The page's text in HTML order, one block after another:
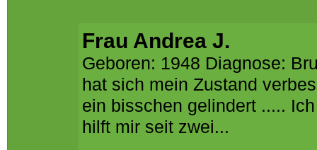
Frau Andrea J.
Geboren: 1948 Diagnose:
hat sich mein Zustand
ein bisschen gelindert .....
hilft mir seit zwei...